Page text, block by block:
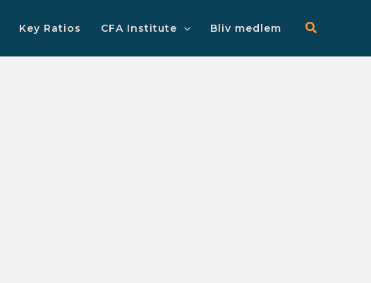
Key Ratios CFA Institute Bliv medlem